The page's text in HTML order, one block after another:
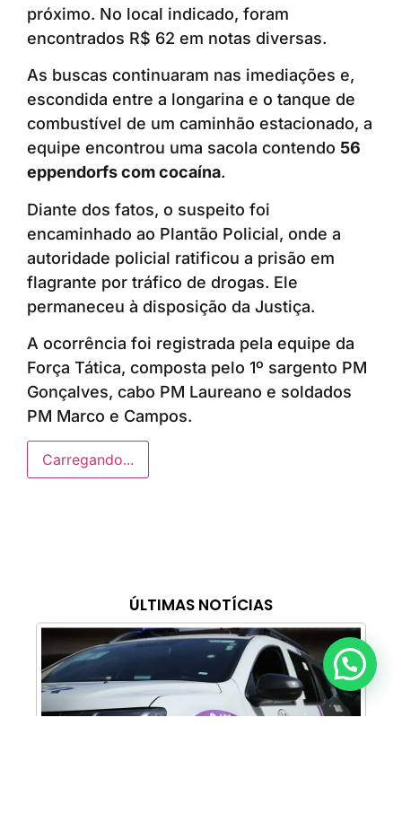
ÚLTIMAS NOTÍCIAS
próximo. No local indicado, foram
encontrados R$ 62 em notas diversas.
As buscas continuaram nas imediações e,
escondida entre a longarina e o tanque de
combustível de um caminhão estacionado, a
equipe encontrou uma sacola contendo 56
eppendorfs com cocaína.
Diante dos fatos, o suspeito foi
encaminhado ao Plantão Policial, onde a
autoridade policial ratificou a prisão em
flagrante por tráfico de drogas. Ele
permaneceu à disposição da Justiça.
A ocorrência foi registrada pela equipe da
Força Tática, composta pelo 1º sargento PM
Gonçalves, cabo PM Laureano e soldados
PM Marco e Campos.
Carregando...
Anunciar ou recomendar matéria